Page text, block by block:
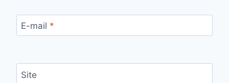
E-mail *
Site